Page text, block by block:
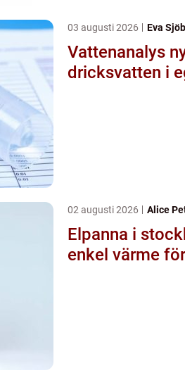
03 augusti 2026 Eva
Vattenanalys nyckeln till tryggt
dricksvatten i
02 augusti 2026 Alice
Elpanna i stockholm
enkel värme